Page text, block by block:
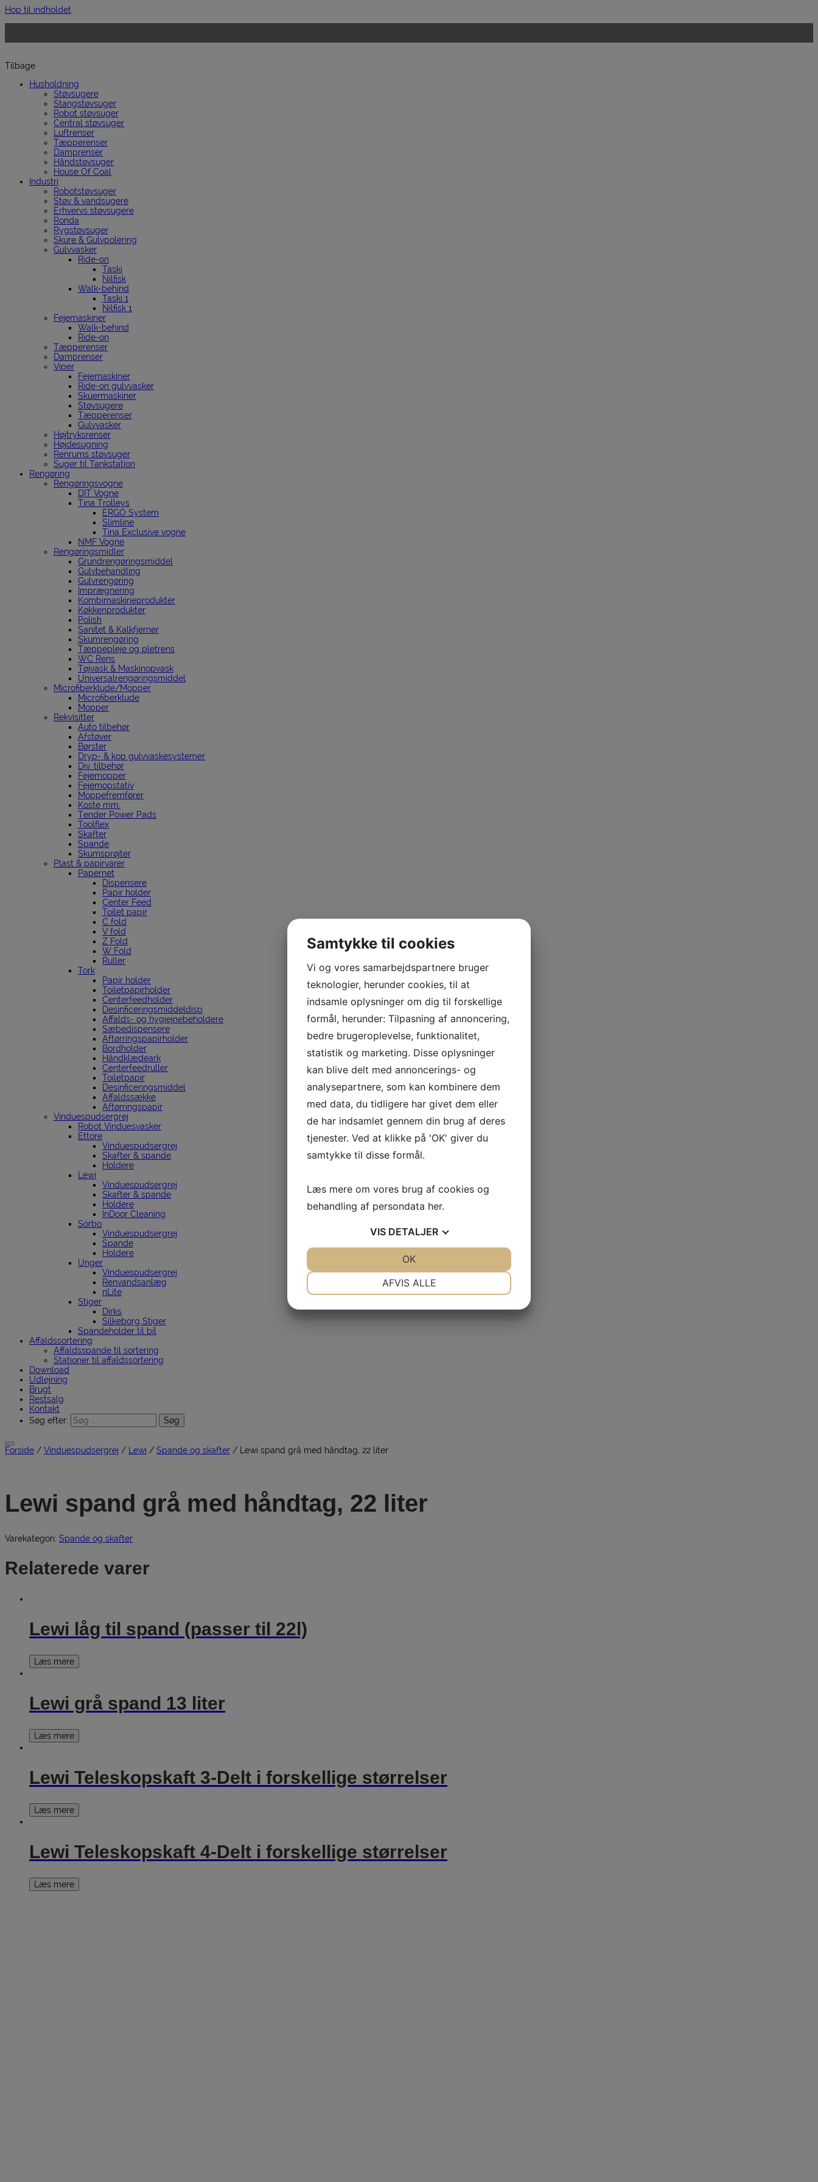
Hop til indholdet
Tilbage
Husholdning
Støvsugere
Stangstøvsuger
Robot støvsuger
Central støvsuger
Luftrenser
Tæpperenser
Damprenser
Håndstøvsuger
House Of Coal
Industri
Robotstøvsuger
Støv & vandsugere
Erhvervs støvsugere
Ronda
Rygstøvsuger
Skure & Gulvpolering
Gulvvasker
Ride-on
Taski
Nilfisk
Walk-behind
Taski 1
Nilfisk 1
Fejemaskiner
Walk-behind
Ride-on
Tæpperenser
Damprenser
Viper
Fejemaskiner
Ride-on gulvvasker
Skuermaskiner
Støvsugere
Tæpperenser
Gulvvasker
Højtryksrenser
Højdesugning
Renrums støvsuger
Suger til Tankstation
Rengøring
Rengøringsvogne
DIT Vogne
Tina Trolleys
ERGO System
Slimline
Tina Exclusive vogne
NMF Vogne
Rengøringsmidler
Grundrengøringsmiddel
Gulvbehandling
Gulvrengøring
Imprægnering
Kombimaskineprodukter
Køkkenprodukter
Polish
Sanitet & Kalkfjerner
Skumrengøring
Tæppepleje og pletrens
WC Rens
Tøjvask & Maskinopvask
Universalrengøringsmiddel
Microfiberklude/Mopper
Microfiberklude
Mopper
Rekvisitter
Auto tilbehør
Afstøver
Børster
Dryp- & kop gulvvaskesystemer
Div. tilbehør
Fejemopper
Fejemopstativ
Moppefremfører
Koste mm.
Tender Power Pads
Toolflex
Skafter
Spande
Skumsprøjter
Plast & papirvarer
Papernet
Dispensere
Papir holder
Center Feed
Toilet papir
C fold
V fold
Z Fold
W Fold
Ruller
Tork
Papir holder
Toiletpapirholder
Centerfeedholder
Desinficeringsmiddeldisp
Affalds- og hygiejnebeholdere
Sæbedispensere
Aftørringspapirholder
Bordholder
Håndklædeark
Centerfeedruller
Toiletpapir
Desinficeringsmiddel
Affaldssække
Aftørringspapir
Vinduespudsergrej
Robot Vinduesvasker
Ettore
Vinduespudsergrej
Skafter & spande
Holdere
Lewi
Vinduespudsergrej
Skafter & spande
Holdere
InDoor Cleaning
Sörbo
Vinduespudsergrej
Spande
Holdere
Unger
Vinduespudsergrej
Renvandsanlæg
nLite
Stiger
Dirks
Silkeborg Stiger
Spandeholder til bil
Affaldssortering
Affaldsspande til sortering
Stationer til affaldssortering
Download
Udlejning
Brugt
Restsalg
Kontakt
Søg efter:
Forside / Vinduespudsergrej / Lewi / Spande og skafter / Lewi spand grå med håndtag, 22 liter
Lewi spand grå med håndtag, 22 liter
Varekategori: Spande og skafter
Relaterede varer
Lewi låg til spand (passer til 22l)
Læs mere
Lewi grå spand 13 liter
Læs mere
Lewi Teleskopskaft 3-Delt i forskellige størrelser
Læs mere
Lewi Teleskopskaft 4-Delt i forskellige størrelser
Læs mere
Samtykke til cookies
Vi og vores samarbejdspartnere bruger
teknologier, herunder cookies, til at
indsamle oplysninger om dig til forskellige
formål, herunder: Tilpasning af annoncering,
bedre brugeroplevelse, funktionalitet,
statistik og marketing. Disse oplysninger
kan blive delt med annoncerings- og
analysepartnere, som kan kombinere dem
med data, du tidligere har givet dem eller
de har indsamlet gennem din brug af deres
tjenester. Ved at klikke på 'OK' giver du
samtykke til disse formål.
Læs mere om vores brug af cookies og
behandling af persondata her.
VIS DETALJER
AFVIS ALLE
OK